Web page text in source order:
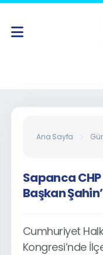
Ana Sayfa
Sapanca
Başkan
Cumhuriyet
Kongresi’nde